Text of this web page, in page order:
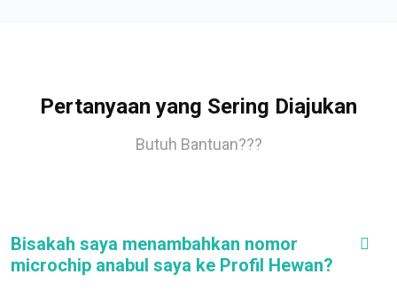
Pertanyaan yang Sering Diajukan
Butuh Bantuan???
Bisakah saya menambahkan nomor
microchip anabul saya ke Profil Hewan?